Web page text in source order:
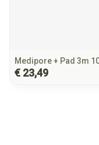
Medipore + Pad 3m
€ 23,49